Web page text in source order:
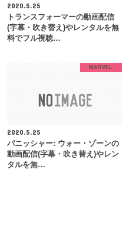
2020.5.25
トランスフォーマーの動画配信
(字幕・吹き替え)やレンタルを無
料でフル視聴…
MARVEL
2020.5.25
パニッシャー: ウォー・ゾーンの
動画配信(字幕・吹き替え)やレン
タルを無…